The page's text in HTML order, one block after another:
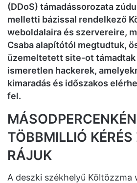
(DDoS) támadássorozata
melletti bázissal rendelkező
weboldalaira és szervereire,
Csaba alapítótól megtudtuk,
üzemeltetett site-ot támadtak
ismeretlen hackerek,
kimaradás és időszakos
fel.
TÖBBMILLIÓ
RÁJUK
A deszki székhelyű Költözzma